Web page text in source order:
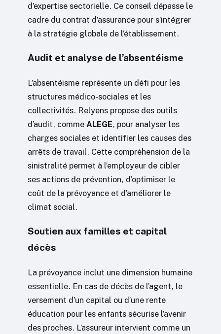
d’expertise sectorielle. Ce conseil dépasse le
cadre du contrat d’assurance pour s’intégrer
à la stratégie globale de l’établissement.
Audit et analyse de l’absentéisme
L’absentéisme représente un défi pour les
structures médico-sociales et les
collectivités. Relyens propose des outils
d’audit, comme ALEGE, pour analyser les
charges sociales et identifier les causes des
arrêts de travail. Cette compréhension de la
sinistralité permet à l’employeur de cibler
ses actions de prévention, d’optimiser le
coût de la prévoyance et d’améliorer le
climat social.
Soutien aux familles et capital
décès
La prévoyance inclut une dimension humaine
essentielle. En cas de décès de l’agent, le
versement d’un capital ou d’une rente
éducation pour les enfants sécurise l’avenir
des proches. L’assureur intervient comme un